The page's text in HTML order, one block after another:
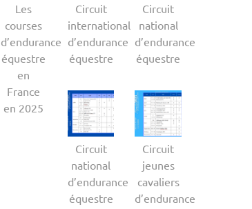
Les
courses
d’endurance
équestre
en
France
en 2025
Circuit
international
d’endurance
équestre
Circuit
national
d’endurance
équestre
Circuit
national
d’endurance
équestre
Circuit
jeunes
cavaliers
d’endurance